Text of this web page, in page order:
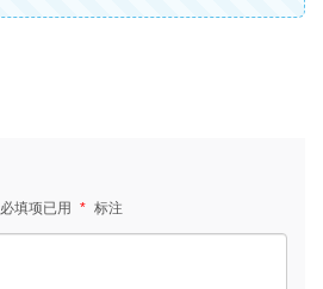
必填项已用 * 标注